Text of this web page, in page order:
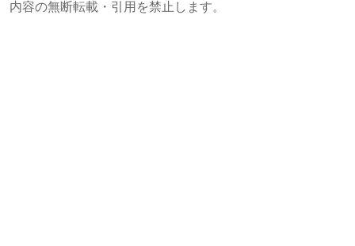
内容の無断転載・引用を禁止します。